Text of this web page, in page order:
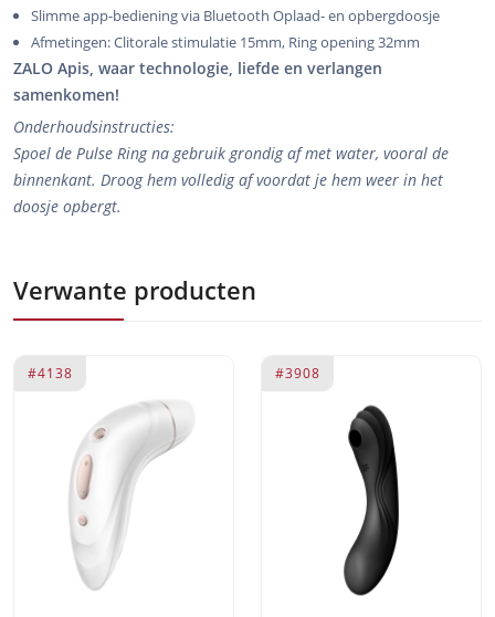
Slimme app-bediening via Bluetooth Oplaad- en opbergdoosje
Afmetingen: Clitorale stimulatie 15mm, Ring opening 32mm
ZALO Apis, waar technologie, liefde en verlangen
samenkomen!
Onderhoudsinstructies:
Spoel de Pulse Ring na gebruik grondig af met water, vooral de
binnenkant. Droog hem volledig af voordat je hem weer in het
doosje opbergt.
Verwante producten
#4138 #3908